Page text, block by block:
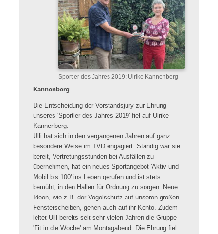
Sportler des Jahres 2019: Ulrike Kannenberg
Kannenberg
Die Entscheidung der Vorstandsjury zur Ehrung
unseres 'Sportler des Jahres 2019' fiel auf Ulrike
Kannenberg.
Ulli hat sich in den vergangenen Jahren auf ganz
besondere Weise im TVD engagiert. Ständig war sie
bereit, Vertretungsstunden bei Ausfällen zu
übernehmen, hat ein neues Sportangebot 'Aktiv und
Mobil bis 100' ins Leben gerufen und ist stets
bemüht, in den Hallen für Ordnung zu sorgen. Neue
Ideen, wie z.B. der Vogelschutz auf unseren großen
Fensterscheiben, gehen auch auf ihr Konto. Zudem
leitet Ulli bereits seit sehr vielen Jahren die Gruppe
'Fit in die Woche' am Montagabend. Die Ehrung fiel